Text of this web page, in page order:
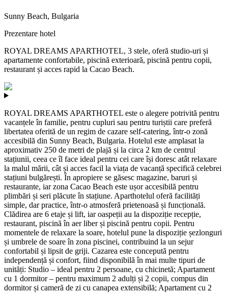
Sunny Beach, Bulgaria
Prezentare hotel
ROYAL DREAMS APARTHOTEL, 3 stele, oferă studio-uri și
apartamente confortabile, piscină exterioară, piscină pentru copii,
restaurant și acces rapid la Cacao Beach.
ROYAL DREAMS APARTHOTEL este o alegere potrivită pentru
vacanțele în familie, pentru cupluri sau pentru turiștii care preferă
libertatea oferită de un regim de cazare self-catering, într-o zonă
accesibilă din Sunny Beach, Bulgaria. Hotelul este amplasat la
aproximativ 250 de metri de plajă și la circa 2 km de centrul
stațiunii, ceea ce îl face ideal pentru cei care își doresc atât relaxare
la malul mării, cât și acces facil la viața de vacanță specifică celebrei
stațiuni bulgărești. În apropiere se găsesc magazine, baruri și
restaurante, iar zona Cacao Beach este ușor accesibilă pentru
plimbări și seri plăcute în stațiune. Aparthotelul oferă facilități
simple, dar practice, într-o atmosferă prietenoasă și funcțională.
Clădirea are 6 etaje și lift, iar oaspeții au la dispoziție recepție,
restaurant, piscină în aer liber și piscină pentru copii. Pentru
momentele de relaxare la soare, hotelul pune la dispoziție șezlonguri
și umbrele de soare în zona piscinei, contribuind la un sejur
confortabil și lipsit de griji. Cazarea este concepută pentru
independență și confort, fiind disponibilă în mai multe tipuri de
unități: Studio – ideal pentru 2 persoane, cu chicinetă; Apartament
cu 1 dormitor – pentru maximum 2 adulți și 2 copii, compus din
dormitor și cameră de zi cu canapea extensibilă; Apartament cu 2